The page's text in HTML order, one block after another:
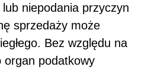
niepodania przyczyn
sprzedaży może
Bez względu na
organ podatkowy